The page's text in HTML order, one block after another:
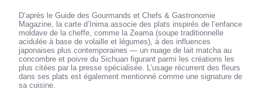
D’après le Guide des Gourmands et Chefs & Gastronomie
Magazine, la carte d’Inima associe des plats inspirés de l’enfance
moldave de la cheffe, comme la Zeama (soupe traditionnelle
acidulée à base de volaille et légumes), à des influences
japonaises plus contemporaines — un nuage de lait matcha au
concombre et poivre du Sichuan figurant parmi les créations les
plus citées par la presse spécialisée. L’usage récurrent des fleurs
dans ses plats est également mentionné comme une signature de
sa cuisine.